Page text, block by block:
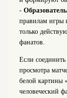
-
правилам игры
только
фанатов.
Если
просмотра
белой картины
человеческий